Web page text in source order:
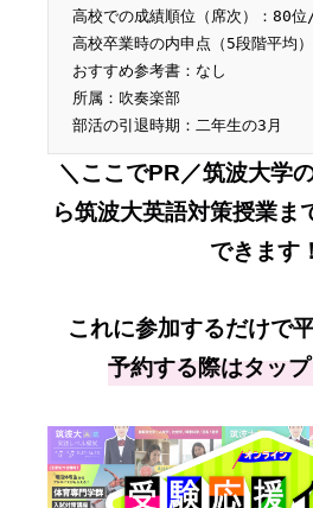
高校での成績順位（席次）： 80位
高校卒業時の内申点（5段階平均
おすすめ参考書： なし
所属： 吹奏楽部
部活の引退時期： 二年生の3月
＼ここでPR／筑波大学
ら筑波大英語対策授業ま
できます！
これに参加するだけで
予約する際はタッ